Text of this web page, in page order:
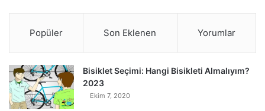
Popüler Son Eklenen Yorumlar
Bisiklet Seçimi: Hangi Bisikleti Almalıyım?
2023
Ekim 7, 2020